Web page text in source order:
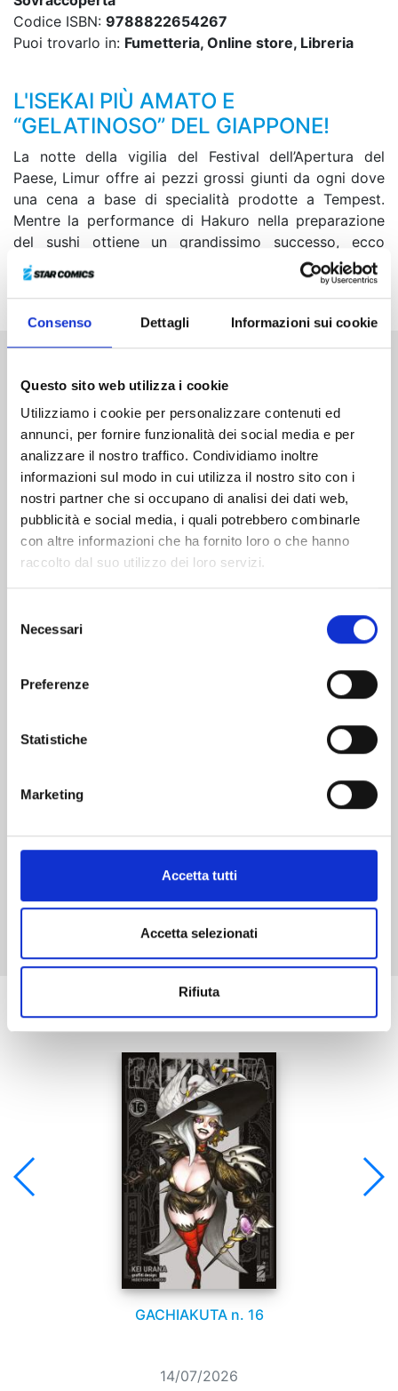
Consenso Dettagli Informazioni sui cookie
Questo sito web utilizza i cookie
Utilizziamo i cookie per personalizzare contenuti ed
annunci, per fornire funzionalità dei social media e per
analizzare il nostro traffico. Condividiamo inoltre
informazioni sul modo in cui utilizza il nostro sito con i
nostri partner che si occupano di analisi dei dati web,
pubblicità e social media, i quali potrebbero combinarle
con altre informazioni che ha fornito loro o che hanno
raccolto dal suo utilizzo dei loro servizi.
delNecessari
Preferenze
Statistiche
Marketing
Accetta tutti
Accetta selezionati
Rifiuta
Codice ISBN: 9788822654267
Puoi trovarlo in: Fumetteria, Online store, Libreria
L'ISEKAI PIÙ AMATO E
“GELATINOSO” DEL GIAPPONE!
La notte della vigilia del Festival dell’Apertura del
Paese, Limur offre ai pezzi grossi giunti da ogni dove
una cena a base di specialità prodotte a Tempest.
Mentre la performance di Hakuro nella preparazione
del sushi ottiene un grandissimo successo, ecco
giungere un personaggio che fa spalancare gli occhi
persino al re dei nani… l’imperatrice di Sarion!
Altri volumi della serie
Mostra tutto
Se ti è piaciuto prova anche:
GACHIAKUTA n. 16
14/07/2026